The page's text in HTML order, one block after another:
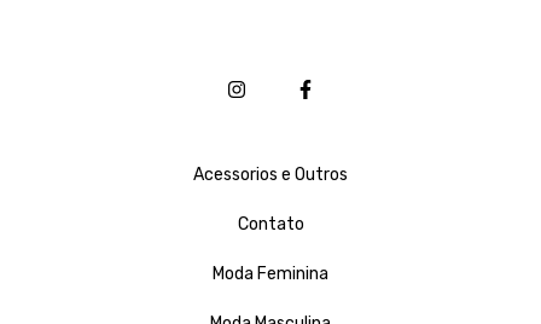
Acessorios e Outros
Contato
Moda Feminina